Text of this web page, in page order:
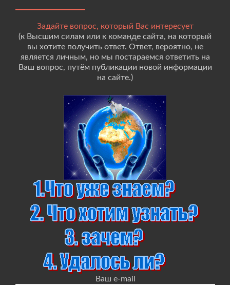
Задайте вопрос, который Вас интересует
(к Высшим силам или к команде сайта, на который
вы хотите получить ответ. Ответ, вероятно, не
является личным, но мы постараемся ответить на
Ваш вопрос, путём публикации новой информации
на сайте.)
Ваш e-mail